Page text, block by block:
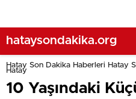
hataysondakika.org
Hatay Son Dakika Haberleri Hatay
Hatay
10 Yaşındaki